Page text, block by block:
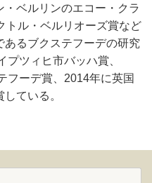
ベルリンのエコー・クラ
トル・ベルリオーズ賞など
あるブクステフーデの研究
プツィヒ市バッハ賞、
フーデ賞、2014年に英国
ている。